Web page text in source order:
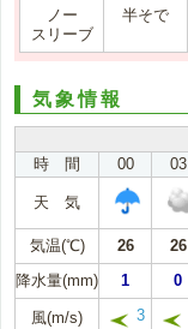
ノー
スリーブ
半そで
気象情報
時 間
00 03
天 気
気温(℃) 26 26
降水量(mm)
1 0
風(m/s) 3